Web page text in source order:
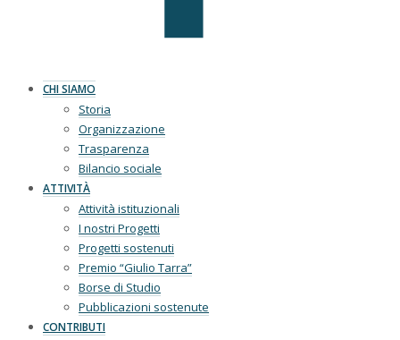
CHI SIAMO
Storia
Organizzazione
Trasparenza
Bilancio sociale
ATTIVITÀ
Attività istituzionali
I nostri Progetti
Progetti sostenuti
Premio “Giulio Tarra”
Borse di Studio
Pubblicazioni sostenute
CONTRIBUTI